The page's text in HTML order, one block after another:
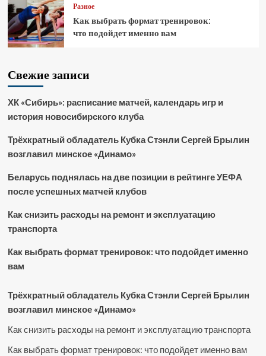
Разное
Как выбрать формат тренировок:
что подойдет именно вам
Свежие записи
ХК «Сибирь»: расписание матчей, календарь игр и
история новосибирского клуба
Трёхкратный обладатель Кубка Стэнли Сергей Брылин
возглавил минское «Динамо»
Беларусь поднялась на две позиции в рейтинге УЕФА
после успешных матчей клубов
Как снизить расходы на ремонт и эксплуатацию
транспорта
Как выбрать формат тренировок: что подойдет именно
вам
Трёхкратный обладатель Кубка Стэнли Сергей Брылин
возглавил минское «Динамо»
Как снизить расходы на ремонт и эксплуатацию транспорта
Как выбрать формат тренировок: что подойдет именно вам